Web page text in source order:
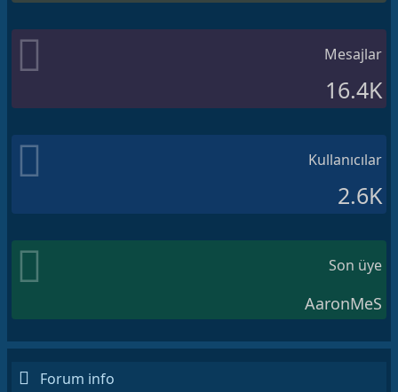
Mesajlar
16.4K
Kullanıcılar
2.6K
Son üye
AaronMeS
Forum info